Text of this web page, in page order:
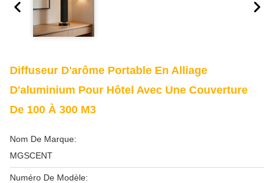
Diffuseur D'arôme Portable En Alliage
D'aluminium Pour Hôtel Avec Une Couverture
De 100 À 300 M3
Nom De Marque:
MGSCENT
Numéro De Modèle: